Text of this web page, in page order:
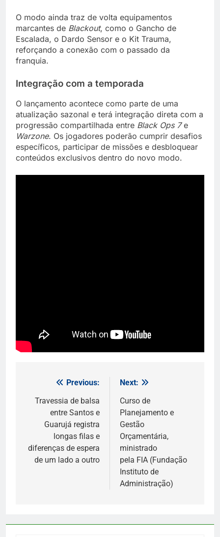
O modo ainda traz de volta equipamentos
marcantes de Blackout, como o Gancho de
Escalada, o Dardo Sensor e o Kit Trauma,
reforçando a conexão com o passado da
franquia.
Integração com a temporada
O lançamento acontece como parte de uma
atualização sazonal e terá integração direta com a
progressão compartilhada entre Black Ops 7e
Warzone. Os jogadores poderão cumprir desafios
específicos, participar de missões e desbloquear
conteúdos exclusivos dentro do novo modo.
Navegação
de
Post
Previous:
Travessia de balsa
entre Santos e
Guarujá registra
longas filas e
diferenças de espera
de um lado a outro
Next:
Curso de
Planejamento e
Gestão
Orçamentária,
ministrado
pela FIA (Fundação
Instituto de
Administração)